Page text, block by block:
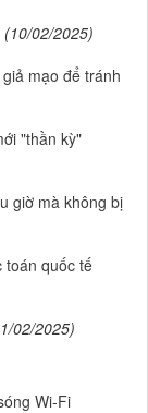
(10/02/2025)
mạo để tránh
"thần kỳ"
giờ mà không bị
toán quốc tế
02/2025)
Wi-Fi